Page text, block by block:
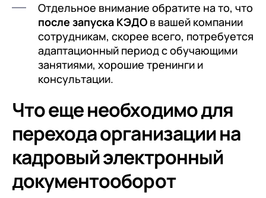
Отдельное внимание обратите на то, что
после запуска КЭДО в вашей компании
сотрудникам, скорее всего, потребуется
адаптационный период с обучающими
занятиями, хорошие тренинги и
консультации.
Что еще необходимо для
перехода организации на
кадровый электронный
документооборот